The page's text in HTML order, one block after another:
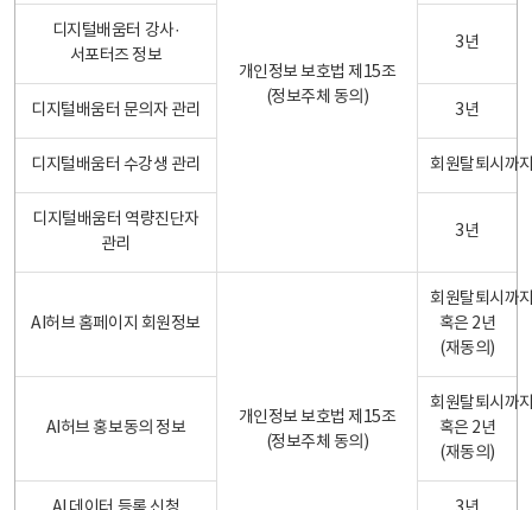
개인정보 보호법 제15조
(정보주체 동의)
디지털배움터 강사·
서포터즈 정보
3년
디지털배움터 문의자 관리 3년
디지털배움터 수강생 관리 회원탈퇴시까
디지털배움터 역량진단자
관리
3년
AI허브 홈페이지 회원정보
개인정보 보호법 제15조
(정보주체 동의)
회원탈퇴시까
혹은 2년
(재동의)
AI허브 홍보동의 정보
회원탈퇴시까
혹은 2년
(재동의)